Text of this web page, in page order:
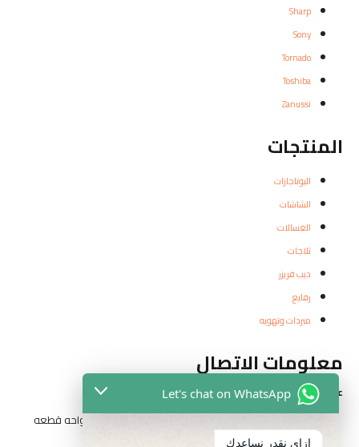
Sharp
Sony
Tornado
Toshiba
Zanussi
المنتجات
البوتاجازات
الشاشات
الغسالات
ثلاجات
ديب فريزر
رفايع
مبردات وتهويه
معلومات الاتصال
عناوين الفروع
المقطم الهضبه الوسطي الحي التاني شارع مدرسه الواحه قطعه
رقم ٣٢٦٢
Let's chat on WhatsApp
ازاى نقدر نساعدك